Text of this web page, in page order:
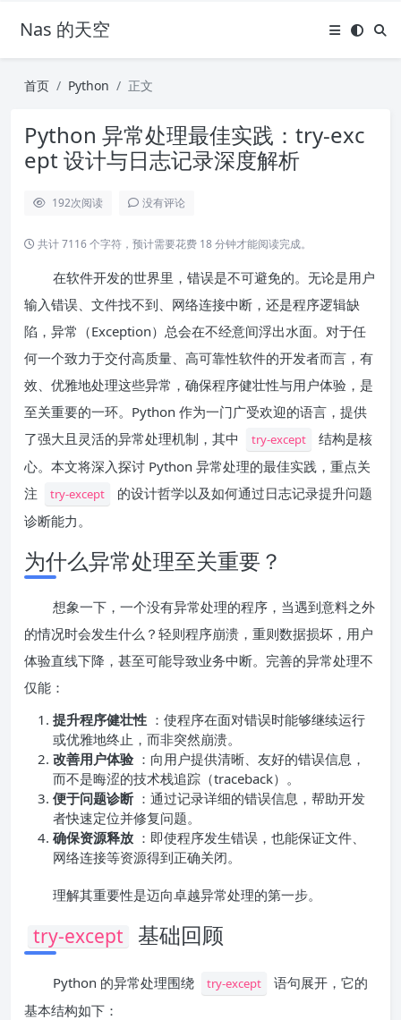
Nas 的天空
首页 Python 正文
Python 异常处理最佳实践：try-exc
ept 设计与日志记录深度解析
192次阅读 没有评论
共计 7116 个字符，预计需要花费 18 分钟才能阅读完成。
在软件开发的世界里，错误是不可避免的。无论是用户
输入错误、文件找不到、网络连接中断，还是程序逻辑缺
陷，异常（Exception）总会在不经意间浮出水面。对于任
何一个致力于交付高质量、高可靠性软件的开发者而言，有
效、优雅地处理这些异常，确保程序健壮性与用户体验，是
至关重要的一环。Python 作为一门广受欢迎的语言，提供
了强大且灵活的异常处理机制，其中
try-except
结构是核
心。本文将深入探讨 Python 异常处理的最佳实践，重点关
注
try-except
的设计哲学以及如何通过日志记录提升问题
诊断能力。
为什么异常处理至关重要？
想象一下，一个没有异常处理的程序，当遇到意料之外
的情况时会发生什么？轻则程序崩溃，重则数据损坏，用户
体验直线下降，甚至可能导致业务中断。完善的异常处理不
仅能：
提升程序健壮性 ：使程序在面对错误时能够继续运行
或优雅地终止，而非突然崩溃。
改善用户体验 ：向用户提供清晰、友好的错误信息，
而不是晦涩的技术栈追踪（traceback）。
便于问题诊断 ：通过记录详细的错误信息，帮助开发
者快速定位并修复问题。
确保资源释放 ：即使程序发生错误，也能保证文件、
网络连接等资源得到正确关闭。
理解其重要性是迈向卓越异常处理的第一步。
try-except 基础回顾
Python 的异常处理围绕 try-except
语句展开，它的
基本结构如下：